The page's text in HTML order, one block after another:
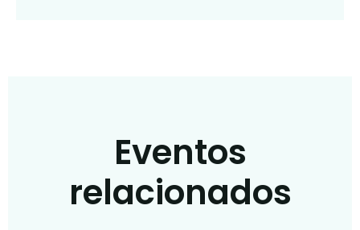
Eventos
relacionados